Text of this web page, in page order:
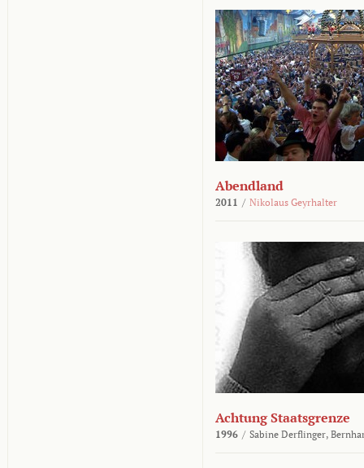
Abendland
2011 / Nikolaus Geyrhalter
Achtung Staatsgrenze
1996 / Sabine Derflinger,